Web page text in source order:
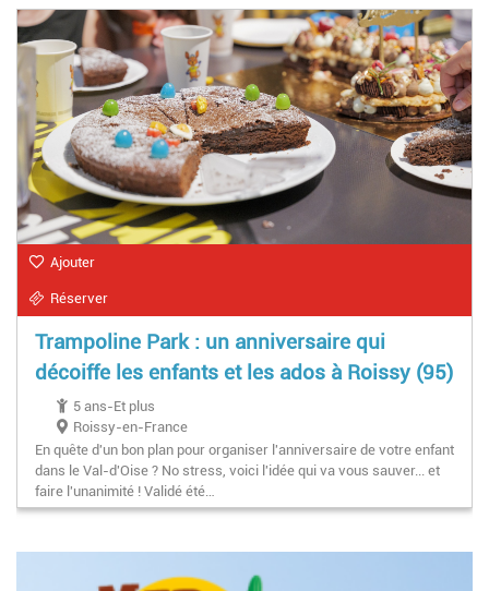
Ajouter
Réserver
Trampoline Park : un anniversaire qui
décoiffe les enfants et les ados à Roissy (95)
5 ans-Et plus
Roissy-en-France
En quête d'un bon plan pour organiser l'anniversaire de votre enfant
dans le Val-d'Oise ? No stress, voici l'idée qui va vous sauver... et
faire l'unanimité ! Validé été…